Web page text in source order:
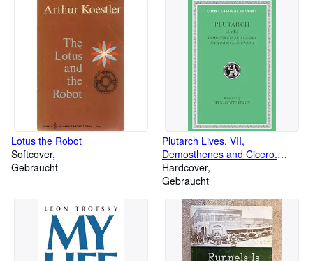
Lotus the Robot
Softcover
Gebraucht
Plutarch Lives, VII,
Demosthenes and Cicero.
Alexander and Caesar (Loeb
Classical Library) (Volume VII)
Hardcover
Gebraucht